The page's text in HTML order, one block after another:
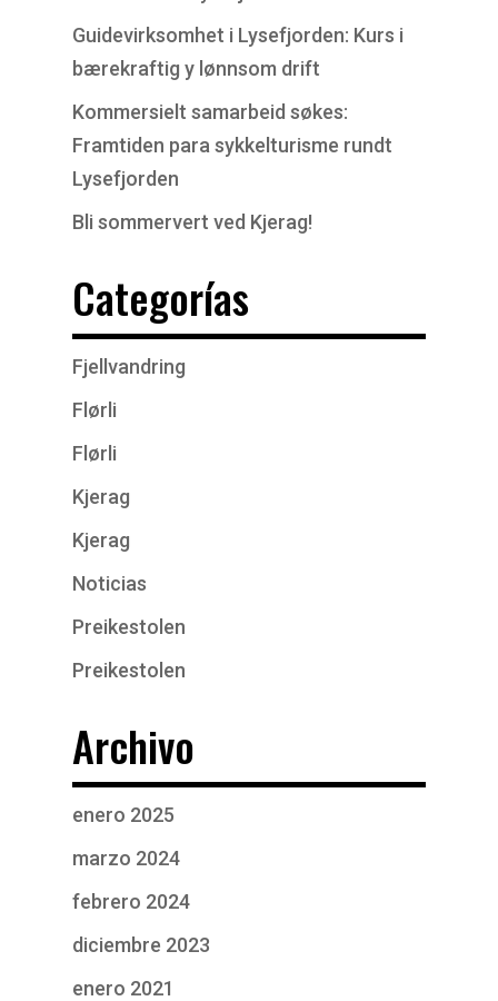
Guidevirksomhet i Lysefjorden: Kurs i
bærekraftig y lønnsom drift
Kommersielt samarbeid søkes:
Framtiden para sykkelturisme rundt
Lysefjorden
Bli sommervert ved Kjerag!
Categorías
Fjellvandring
Flørli
Flørli
Kjerag
Kjerag
Noticias
Preikestolen
Preikestolen
Archivo
enero 2025
marzo 2024
febrero 2024
diciembre 2023
enero 2021